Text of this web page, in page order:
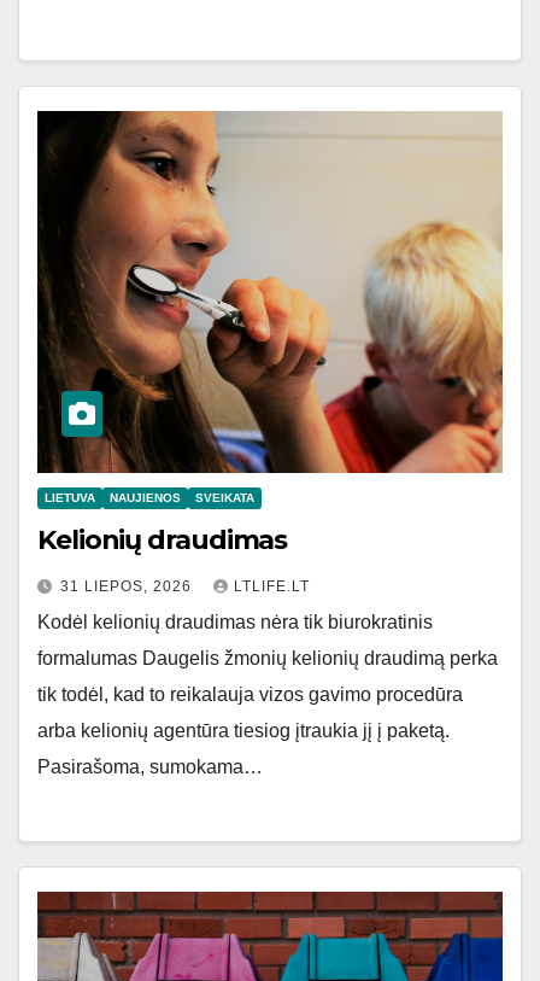
LIETUVA NAUJIENOS SVEIKATA
Kelionių draudimas
31 LIEPOS, 2026 LTLIFE.LT
Kodėl kelionių draudimas nėra tik biurokratinis
formalumas Daugelis žmonių kelionių draudimą perka
tik todėl, kad to reikalauja vizos gavimo procedūra
arba kelionių agentūra tiesiog įtraukia jį į paketą.
Pasirašoma, sumokama…